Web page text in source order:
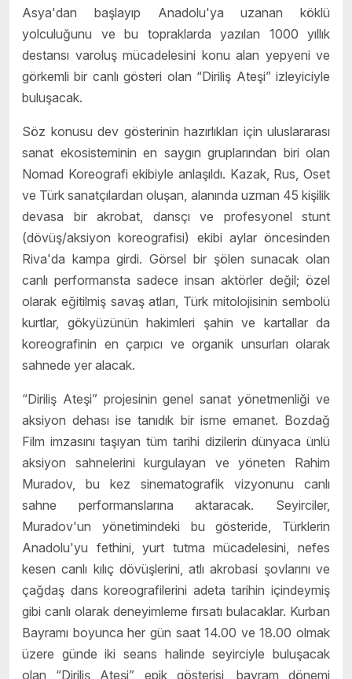
Asya'dan başlayıp Anadolu'ya uzanan köklü
yolculuğunu ve bu topraklarda yazılan 1000 yıllık
destansı varoluş mücadelesini konu alan yepyeni ve
görkemli bir canlı gösteri olan “Diriliş Ateşi” izleyiciyle
buluşacak.
Söz konusu dev gösterinin hazırlıkları için uluslararası
sanat ekosisteminin en saygın gruplarından biri olan
Nomad Koreografi ekibiyle anlaşıldı. Kazak, Rus, Oset
ve Türk sanatçılardan oluşan, alanında uzman 45 kişilik
devasa bir akrobat, dansçı ve profesyonel stunt
(dövüş/aksiyon koreografisi) ekibi aylar öncesinden
Riva'da kampa girdi. Görsel bir şölen sunacak olan
canlı performansta sadece insan aktörler değil; özel
olarak eğitilmiş savaş atları, Türk mitolojisinin sembolü
kurtlar, gökyüzünün hakimleri şahin ve kartallar da
koreografinin en çarpıcı ve organik unsurları olarak
sahnede yer alacak.
“Diriliş Ateşi” projesinin genel sanat yönetmenliği ve
aksiyon dehası ise tanıdık bir isme emanet. Bozdağ
Film imzasını taşıyan tüm tarihi dizilerin dünyaca ünlü
aksiyon sahnelerini kurgulayan ve yöneten Rahim
Muradov, bu kez sinematografik vizyonunu canlı
sahne performanslarına aktaracak. Seyirciler,
Muradov'un yönetimindeki bu gösteride, Türklerin
Anadolu'yu fethini, yurt tutma mücadelesini, nefes
kesen canlı kılıç dövüşlerini, atlı akrobasi şovlarını ve
çağdaş dans koreografilerini adeta tarihin içindeymiş
gibi canlı olarak deneyimleme fırsatı bulacaklar. Kurban
Bayramı boyunca her gün saat 14.00 ve 18.00 olmak
üzere günde iki seans halinde seyirciyle buluşacak
olan “Diriliş Ateşi” epik gösterisi, bayram dönemi